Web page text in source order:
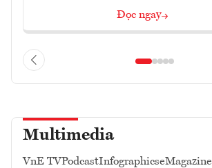
Đọc ngay
Multimedia
VnE TVPodcastInfographicseMagazine